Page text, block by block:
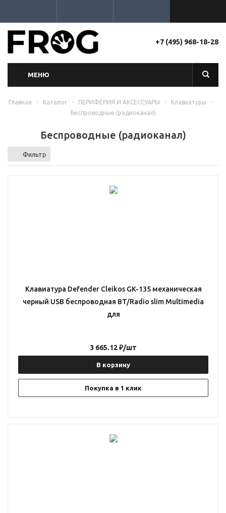
+7 (495) 968-18-28
МЕНЮ
Главная - Каталог - ПЕРИФЕРИЯ И АКСЕССУАРЫ - Клавиатуры
-
Беспроводные (радиоканал)
Беспроводные (радиоканал)
Фильтр
Клавиатура Defender Cleikos GK-135 механическая
черный USB беспроводная BT/Radio slim Multimedia
для
В корзину
Покупка в 1 клик
3 665.12₽/шт